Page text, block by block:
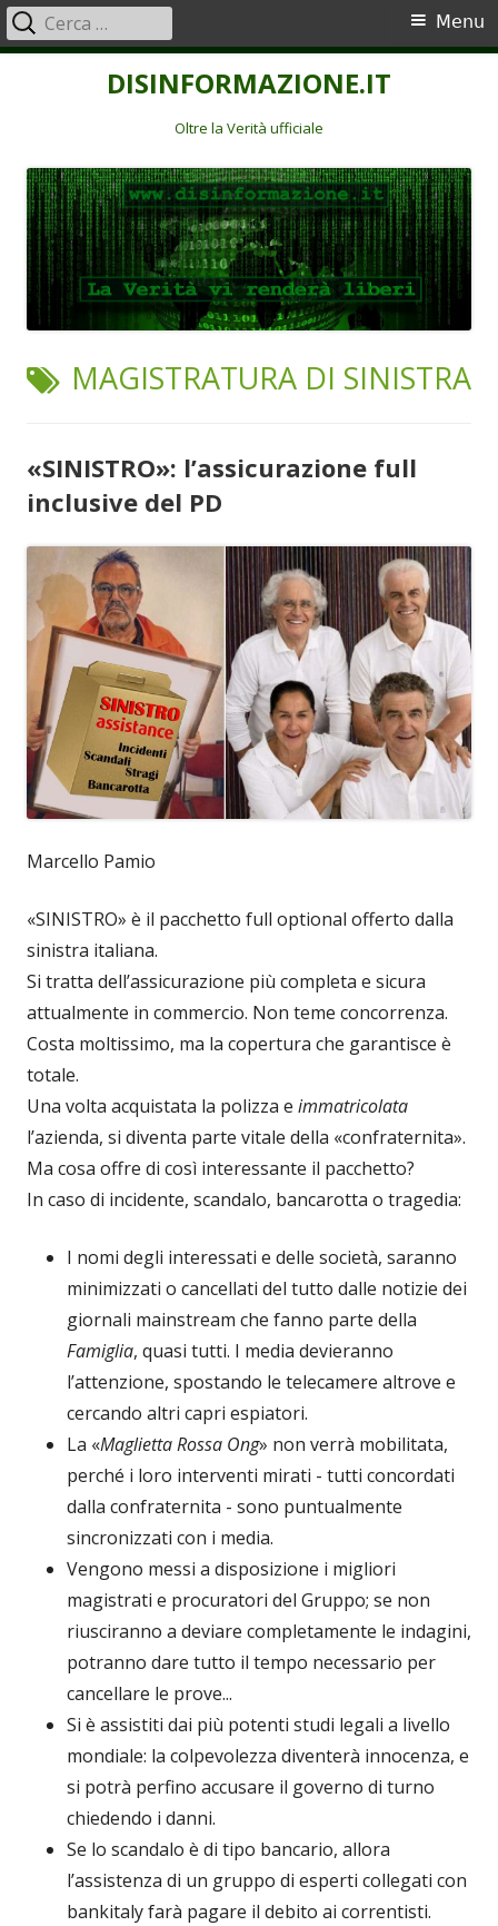
DISINFORMAZIONE.IT
Oltre la Verità ufficiale
Menu
principale
Menu
Ricerca
per:
TAG:
MAGISTRATURA DI SINISTRA
«SINISTRO»: l’assicurazione full
inclusive del PD
Marcello Pamio
«SINISTRO» è il pacchetto full optional offerto dalla
sinistra italiana.
Si tratta dell’assicurazione più completa e sicura
attualmente in commercio. Non teme concorrenza.
Costa moltissimo, ma la copertura che garantisce è
totale.
Una volta acquistata la polizza e immatricolata
l’azienda, si diventa parte vitale della «confraternita».
Ma cosa offre di così interessante il pacchetto?
In caso di incidente, scandalo, bancarotta o tragedia:
I nomi degli interessati e delle società, saranno
minimizzati o cancellati del tutto dalle notizie dei
giornali mainstream che fanno parte della
Famiglia, quasi tutti. I media devieranno
l’attenzione, spostando le telecamere altrove e
cercando altri capri espiatori.
La «Maglietta Rossa Ong» non verrà mobilitata,
perché i loro interventi mirati - tutti concordati
dalla confraternita - sono puntualmente
sincronizzati con i media.
Vengono messi a disposizione i migliori
magistrati e procuratori del Gruppo; se non
riusciranno a deviare completamente le indagini,
potranno dare tutto il tempo necessario per
cancellare le prove...
Si è assistiti dai più potenti studi legali a livello
mondiale: la colpevolezza diventerà innocenza, e
si potrà perfino accusare il governo di turno
chiedendo i danni.
Se lo scandalo è di tipo bancario, allora
l’assistenza di un gruppo di esperti collegati con
bankitaly farà pagare il debito ai correntisti.